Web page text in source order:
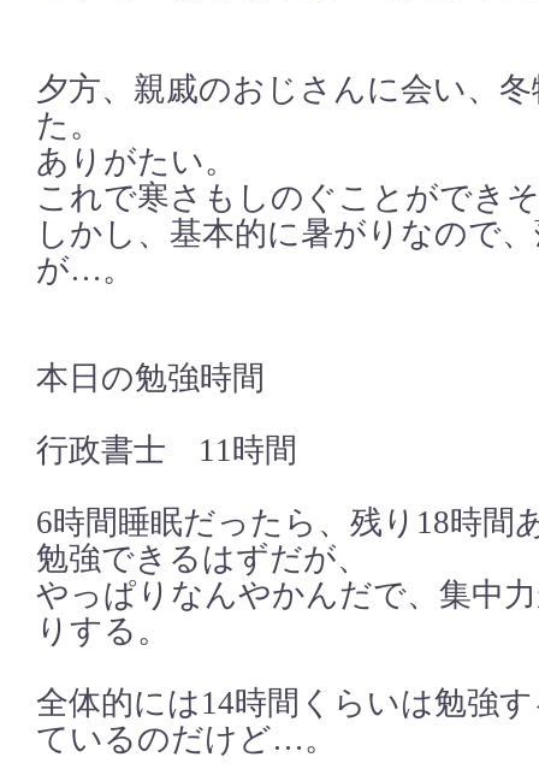
夕方、親戚のおじさんに会い、
た。
ありがたい。
これで寒さもしのぐことができ
しかし、基本的に暑がりなので
が…。
本日の勉強時間
行政書士 11時間
6時間睡眠だったら、残り18時間
勉強できるはずだが、
やっぱりなんやかんだで、集中
りする。
全体的には14時間くらいは勉強
ているのだけど…。